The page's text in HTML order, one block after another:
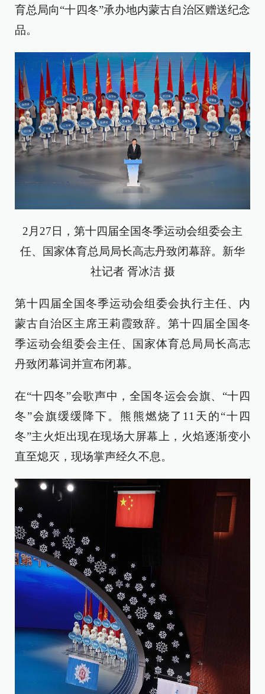
育总局向“十四冬”承办地内蒙古自治区赠送纪念
品。
2月27日，第十四届全国冬季运动会组委会主
任、国家体育总局局长高志丹致闭幕辞。新华
社记者 胥冰洁 摄
第十四届全国冬季运动会组委会执行主任、内
蒙古自治区主席王莉霞致辞。第十四届全国冬
季运动会组委会主任、国家体育总局局长高志
丹致闭幕词并宣布闭幕。
在“十四冬”会歌声中，全国冬运会会旗、“十四
冬”会旗缓缓降下。熊熊燃烧了11天的“十四
冬”主火炬出现在现场大屏幕上，火焰逐渐变小
直至熄灭，现场掌声经久不息。